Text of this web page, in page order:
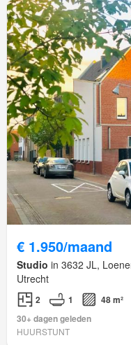
€ 1.950/maand
Studio in 3632 JL,
Utrecht
2 1
48 m²
30+ dagen geleden
HUURSTUNT